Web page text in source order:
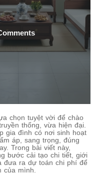
chọn tuyệt vời để chào
thống, vừa hiện đại.
gia đình có nơi sinh hoạt
áp, sang trọng, đúng
Trong bài viết này,
bước cải tạo chi tiết, giới
đưa ra dự toán chi phí để
của mình.